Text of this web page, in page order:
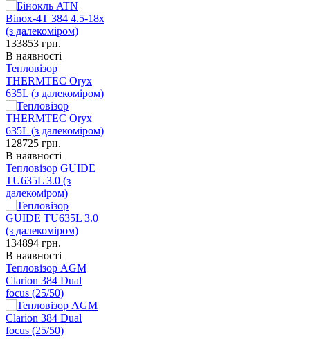
133853 грн.
В наявності
Тепловізор
THERMTEC Oryx
635L (з далекоміром)
128725 грн.
В наявності
Тепловізор GUIDE
TU635L 3.0 (з
далекоміром)
134894 грн.
В наявності
Тепловізор AGM
Clarion 384 Dual
focus (25/50)